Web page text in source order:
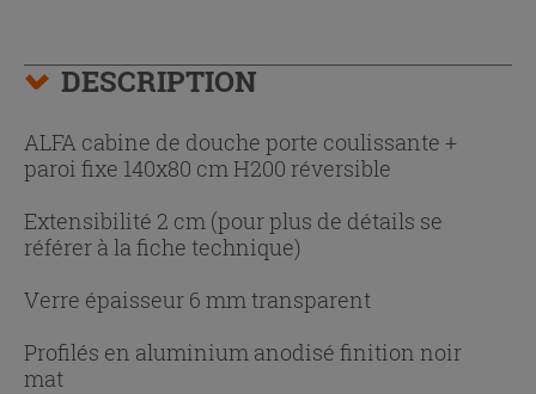
DESCRIPTION
ALFA cabine de douche porte coulissante +
paroi fixe 140x80 cm H200 réversible
Extensibilité 2 cm (pour plus de détails se
référer à la fiche technique)
Verre épaisseur 6 mm transparent
Profilés en aluminium anodisé finition noir
mat